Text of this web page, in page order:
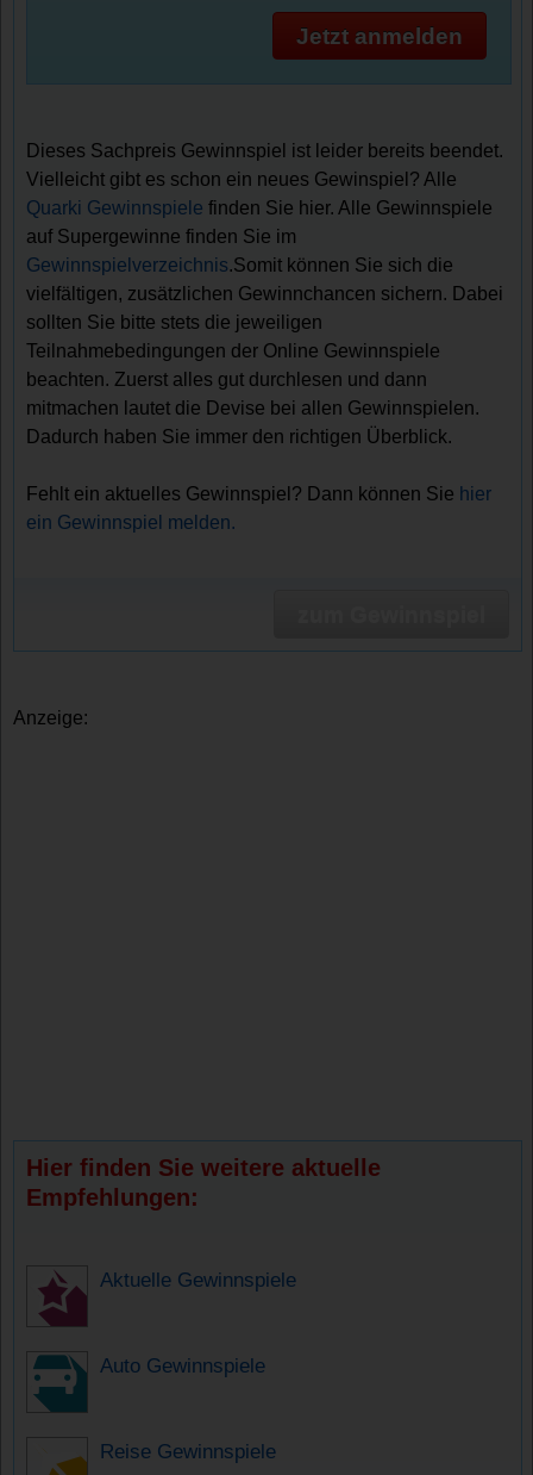
Jetzt anmelden
Dieses Sachpreis Gewinnspiel ist leider bereits beendet.
Vielleicht gibt es schon ein neues Gewinspiel? Alle
Quarki Gewinnspiele finden Sie hier. Alle Gewinnspiele
auf Supergewinne finden Sie im
Gewinnspielverzeichnis.Somit können Sie sich die
vielfältigen, zusätzlichen Gewinnchancen sichern. Dabei
sollten Sie bitte stets die jeweiligen
Teilnahmebedingungen der Online Gewinnspiele
beachten. Zuerst alles gut durchlesen und dann
mitmachen lautet die Devise bei allen Gewinnspielen.
Dadurch haben Sie immer den richtigen Überblick.
Fehlt ein aktuelles Gewinnspiel? Dann können Sie hier
ein Gewinnspiel melden.
Anzeige:
Hier finden Sie weitere aktuelle
Empfehlungen:
Aktuelle Gewinnspiele
Auto Gewinnspiele
Reise Gewinnspiele